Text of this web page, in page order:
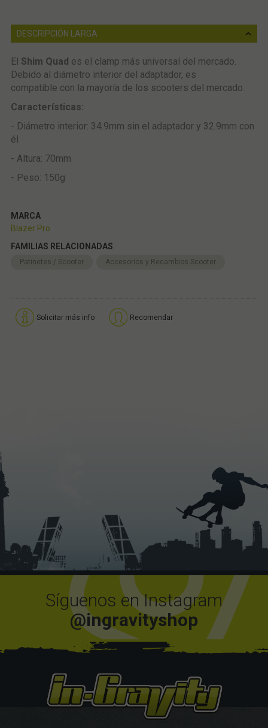
DESCRIPCIÓN LARGA
El Shim Quad es el clamp más universal del mercado.
Debido al diámetro interior del adaptador, es
compatible con la mayoría de los scooters del mercado.
Características:
- Diámetro interior: 34.9mm sin el adaptador y 32.9mm con
él
- Altura: 70mm
- Peso: 150g
MARCA
Blazer Pro
FAMILIAS RELACIONADAS
Patinetes / Scooter Accesorios y Recambios Scooter
Solicitar más info Recomendar
Síguenos en Instagram
@ingravityshop